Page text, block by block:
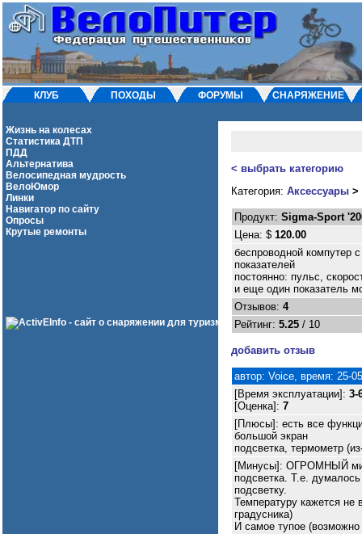
КЛУБ ПОХОДЫ ФОРУМЫ СНАРЯЖЕНИЕ
Жизнь на колесах
Статистика ДТП
ПДД
Альтернатива
Велосипедная мудрость
ВелоЮмор
Линки
Навигатор по сайту
Опросы
Крутые ремонты
< выбрать категорию
Категория: Аксессуары>
Продукт: Sigma-Sport
Цена: $ 120.00
беспроводной компутер
показателей
постоянно: пульс,
и еще один показатель
Отзывов: 4
Рейтинг: 5.25/ 10
добавить отзыв
автор: Voice, время: 25-
[Время эксплуатации]: 3-
[Оценка]: 7
[Плюсы]: есть все
большой экран
подсветка, термометр
[Минусы]: ОГРОМНЫЙ
подсветка. Т.е.
подсветку.
Температуру кажется не
градусника)
И самое тупое (возможно